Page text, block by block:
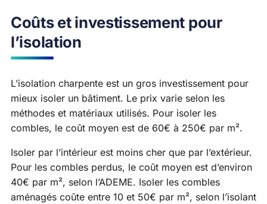
Coûts et investissement pour
l’isolation
L’isolation charpente est un gros investissement pour
mieux isoler un bâtiment. Le prix varie selon les
méthodes et matériaux utilisés. Pour isoler les
combles, le coût moyen est de 60€ à 250€ par m².
Isoler par l’intérieur est moins cher que par l’extérieur.
Pour les combles perdus, le coût moyen est d’environ
40€ par m², selon l’ADEME. Isoler les combles
aménagés coûte entre 10 et 50€ par m², selon l’isolant